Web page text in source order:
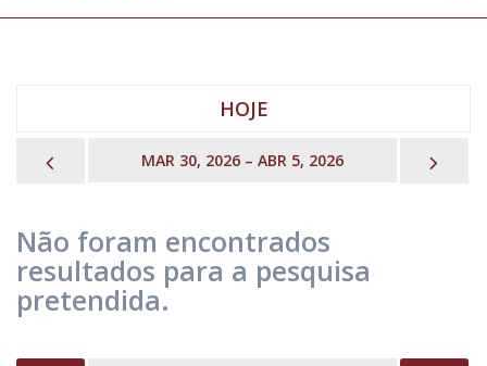
HOJE
PREVIOUSMAR 30, 2026 – ABR 5, 2026
Não foram encontrados
resultados para a pesquisa
pretendida.